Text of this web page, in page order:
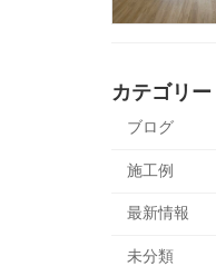
カテゴリー
ブログ
施工例
最新情報
未分類